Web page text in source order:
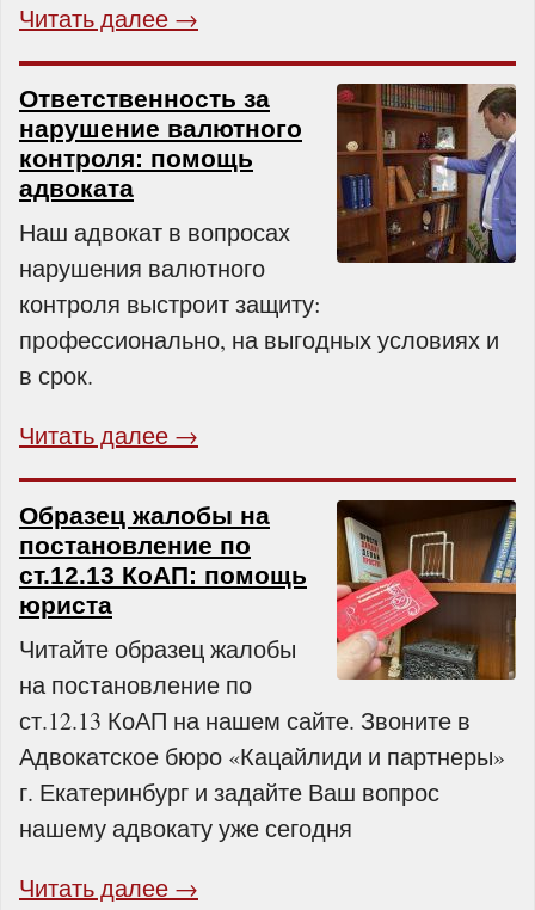
Читать далее →
Ответственность за
нарушение валютного
контроля: помощь
адвоката
Наш адвокат в вопросах
нарушения валютного
контроля выстроит защиту:
профессионально, на выгодных условиях и
в срок.
Читать далее →
Образец жалобы на
постановление по
ст.12.13 КоАП: помощь
юриста
Читайте образец жалобы
на постановление по
ст.12.13 КоАП на нашем сайте. Звоните в
Адвокатское бюро «Кацайлиди и партнеры»
г. Екатеринбург и задайте Ваш вопрос
нашему адвокату уже сегодня
Читать далее →